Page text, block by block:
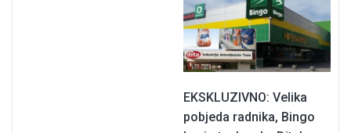
EKSKLUZIVNO: Velika
pobjeda radnika, Bingo